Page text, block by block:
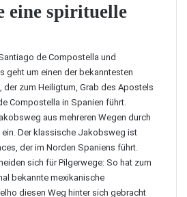
eine spirituelle
de Compostella und
geht um einen der bekanntesten
der zum Heiligtum, Grab des Apostels
Compostella in Spanien führt.
aus mehreren Wegen durch
Der klassische Jakobsweg ist
der im Norden Spaniens führt.
sich für Pilgerwege: So hat zum
bekannte mexikanische
diesen Weg hinter sich gebracht